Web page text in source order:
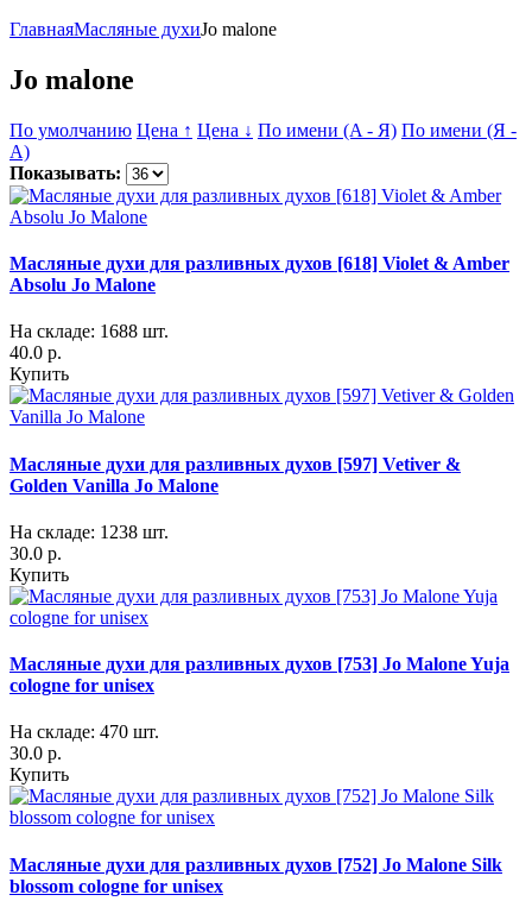
ГлавнаяМасляные духиJo malone
Jo malone
По умолчанию Цена ↑ Цена ↓ По имени (A - Я) По имени (Я -
A)
Показывать:
Масляные духи для разливных духов [618] Violet & Amber
Absolu Jo Malone
На складе: 1688 шт.
40.0 р.
Купить
Масляные духи для разливных духов [597] Vetiver &
Golden Vanilla Jo Malone
На складе: 1238 шт.
30.0 р.
Купить
Масляные духи для разливных духов [753] Jo Malone Yuja
cologne for unisex
На складе: 470 шт.
30.0 р.
Купить
Масляные духи для разливных духов [752] Jo Malone Silk
blossom cologne for unisex